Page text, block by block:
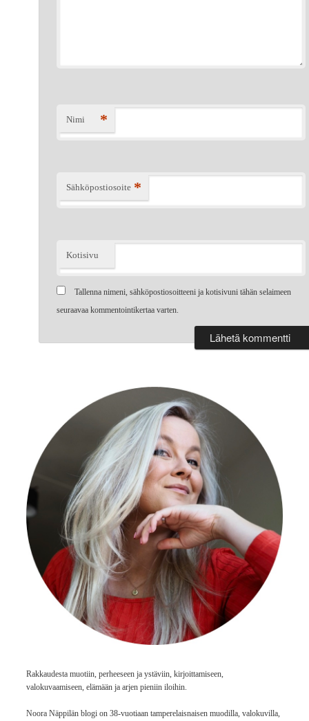
Nimi *
Sähköpostiosoite *
Kotisivu
Tallenna nimeni, sähköpostiosoitteeni ja kotisivuni tähän selaimeen
seuraavaa kommentointikertaa varten.
Rakkaudesta muotiin, perheeseen ja ystäviin, kirjoittamiseen,
valokuvaamiseen, elämään ja arjen pieniin iloihin.
Noora Näppilän blogi on 38-vuotiaan tamperelaisnaisen muodilla, valokuvilla,